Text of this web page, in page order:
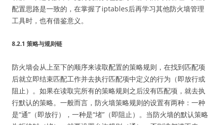
配置思路是一致的，在掌握了iptables后再学习其他防火墙管理
工具时，也有借鉴意义。
8.2.1 策略与规则链
防火墙会从上至下的顺序来读取配置的策略规则，在找到匹配项
后就立即结束匹配工作并去执行匹配项中定义的行为（即放行或
阻止）。如果在读取完所有的策略规则之后没有匹配项，就去执
行默认的策略。一般而言，防火墙策略规则的设置有两种：一种
是“通”（即放行），一种是“堵”（即阻止）。当防火墙的默认策略